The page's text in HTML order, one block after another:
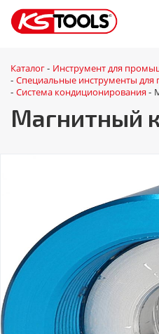
Каталог - Инструмент для
- Специальные инструменты для
- Система кондиционирования -
Магнитный